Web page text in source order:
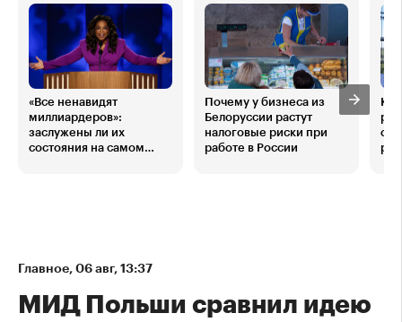
«Все ненавидят
миллиардеров»:
заслужены ли их
состояния на самом
Почему у бизнеса из
Белоруссии растут
налоговые риски при
работе в России